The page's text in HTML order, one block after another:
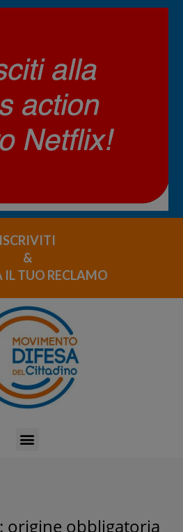
ISCRIVITI
&
IL TUO RECLAMO
origine obbligatoria